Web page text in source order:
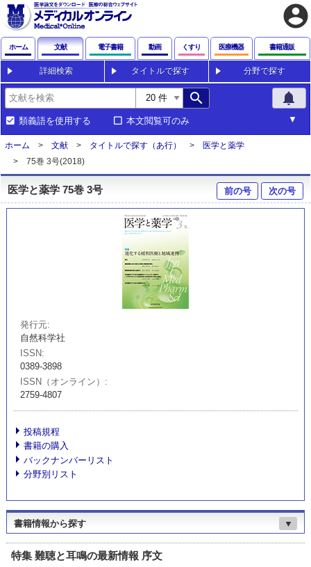
account_circle
ホーム 文献 電子書籍 動画 くすり 医療機器 書籍通販
詳細検索 タイトルで探す 分野で探す
search notifications
類義語を使用する 本文閲覧可のみ
ホーム 文献 タイトルで探す（あ行）
医学と薬学
75巻 3号(2018)
医学と薬学 75巻 3号 前の号 次の号
発行元
自然科学社
ISSN
0389-3898
ISSN（オンライン）
2759-4807
投稿規程
書籍の購入
バックナンバーリスト
分野別リスト
書籍情報から探す ▼
特集 難聴と耳鳴の最新情報 序文